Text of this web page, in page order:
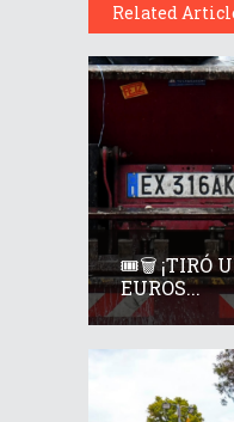
Related
🎟️🗑️ ¡TIRÓ
EUROS...